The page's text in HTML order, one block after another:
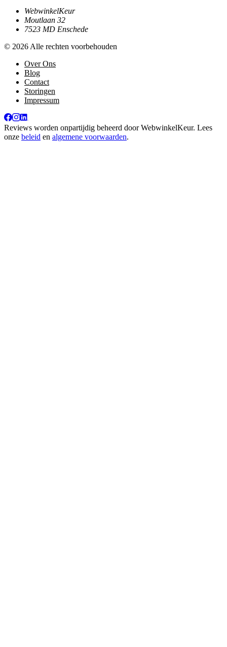
WebwinkelKeur
Moutlaan 32
7523 MD Enschede
© 2026 Alle rechten voorbehouden
Over Ons
Blog
Contact
Storingen
Impressum
Reviews worden onpartijdig beheerd doorWebwinkelKeur. Lees
onze beleid en algemene voorwaarden.